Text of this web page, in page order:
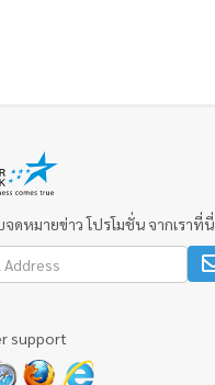
ดหมายข่าว โปรโมชั่น จากเราที่นี่
support